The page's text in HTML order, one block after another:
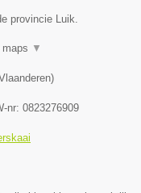
provincie Luik.
▼
)
nr: 0823276909